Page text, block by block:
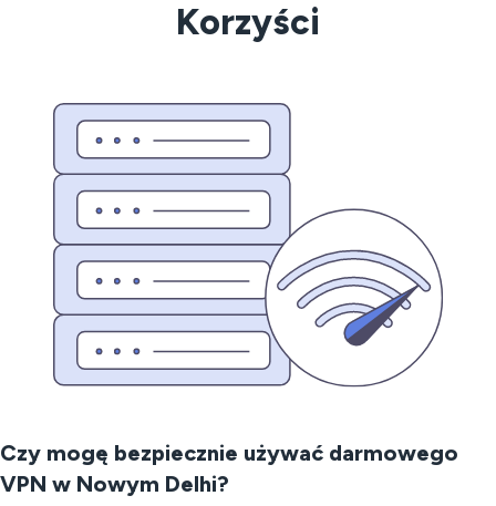
Korzyści
Czy mogę bezpiecznie używać darmowego
VPN w Nowym Delhi?